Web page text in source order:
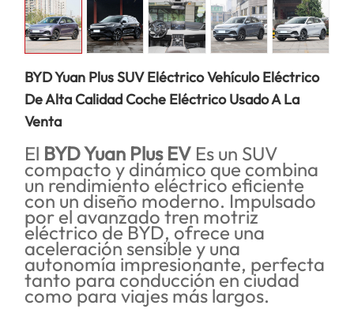
BYD Yuan Plus SUV Eléctrico Vehículo Eléctrico
De Alta Calidad Coche Eléctrico Usado A La
Venta
El BYD Yuan Plus EV Es un SUV
compacto y dinámico que combina
un rendimiento eléctrico eficiente
con un diseño moderno. Impulsado
por el avanzado tren motriz
eléctrico de BYD, ofrece una
aceleración sensible y una
autonomía impresionante, perfecta
tanto para conducción en ciudad
como para viajes más largos.